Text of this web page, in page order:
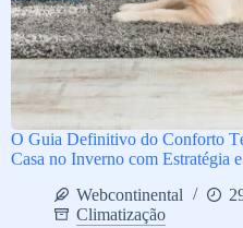
O Guia Definitivo do Conforto
Casa no Inverno com Estratégia
Webcontinental
Climatização